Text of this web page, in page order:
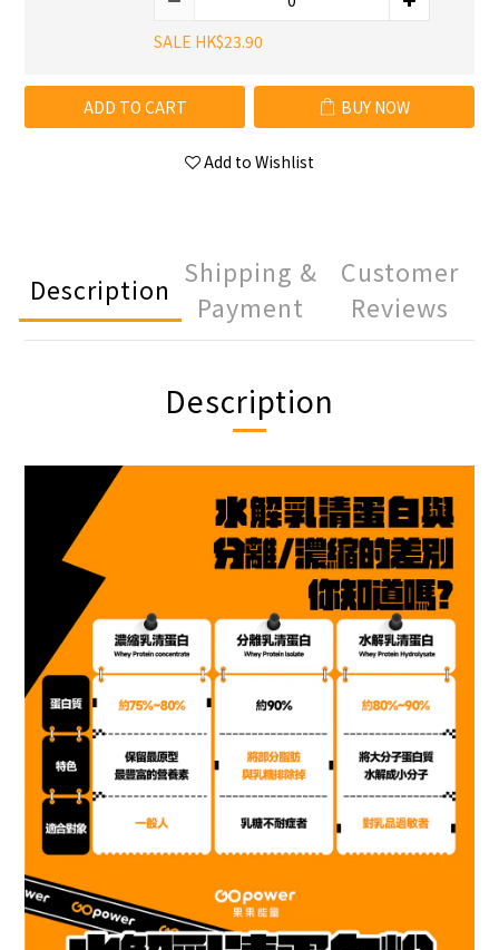
SALE HK$23.90
ADD TO CART BUY NOW
Add to Wishlist
Description
Shipping &
Payment
Customer
Reviews
Description